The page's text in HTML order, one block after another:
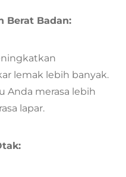
Berat Badan:
lemak lebih banyak.
Anda merasa lebih
lapar.